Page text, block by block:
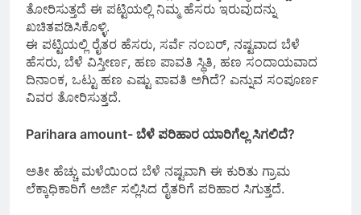
ತೋರಿಸುತ್ತದೆ ಈ ಪಟ್ಟಿಯಲ್ಲಿ ನಿಮ್ಮ ಹೆಸರು ಇರುವುದನ್ನು
ಖಚಿತಪಡಿಸಿಕೊಳ್ಳಿ.
ಈ ಪಟ್ಟಿಯಲ್ಲಿ ರೈತರ ಹೆಸರು, ಸರ್ವೆ ನಂಬರ್, ನಷ್ಟವಾದ ಬೆಳೆ
ಹೆಸರು, ಬೆಳೆ ವಿಸ್ತೀರ್ಣ, ಹಣ ಪಾವತಿ ಸ್ಥಿತಿ, ಹಣ ಸಂದಾಯವಾದ
ದಿನಾಂಕ, ಒಟ್ಟು ಹಣ ಎಷ್ಟು ಪಾವತಿ ಅಗಿದೆ? ಎನ್ನುವ ಸಂಪೂರ್ಣ
ವಿವರ ತೋರಿಸುತ್ತದೆ.
Parihara amount- ಬೆಳೆ ಪರಿಹಾರ ಯಾರಿಗೆಲ್ಲ ಸಿಗಲಿದೆ?
ಅತೀ ಹೆಚ್ಚು ಮಳೆಯಿಂದ ಬೆಳೆ ನಷ್ಟವಾಗಿ ಈ ಕುರಿತು ಗ್ರಾಮ
ಲೆಕ್ಕಾಧಿಕಾರಿಗೆ ಅರ್ಜಿ ಸಲ್ಲಿಸಿದ ರೈತರಿಗೆ ಪರಿಹಾರ ಸಿಗುತ್ತದೆ.